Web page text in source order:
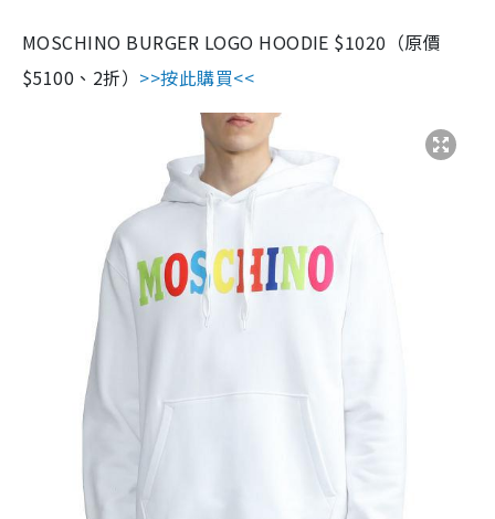
MOSCHINO BURGER LOGO HOODIE $1020（原價
$5100、2折） >>按此購買<<